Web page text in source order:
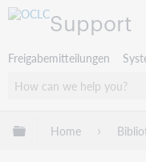
Support
Freigabemitteilungen
Globale
Home